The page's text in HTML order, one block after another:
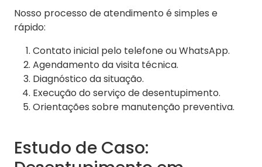
Nosso processo de atendimento é simples e
rápido:
Contato inicial pelo telefone ou WhatsApp.
Agendamento da visita técnica.
Diagnóstico da situação.
Execução do serviço de desentupimento.
Orientações sobre manutenção preventiva.
Estudo de Caso: